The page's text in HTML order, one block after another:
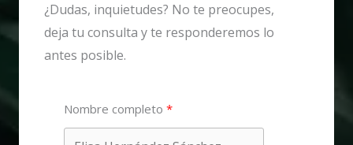
¿Dudas, inquietudes? No te preocupes,
deja tu consulta y te responderemos lo
antes posible.
Nombre completo